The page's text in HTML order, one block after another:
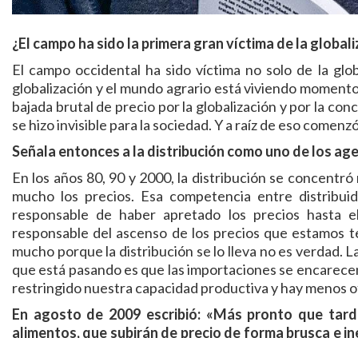
¿El campo ha sido la primera gran víctima de la
El campo occidental ha sido víctima no solo de la
globalización y el mundo agrario está viviendo
bajada brutal de precio por la globalización y por la
se hizo invisible para la sociedad. Y a raíz de eso
Señala entonces a la distribución como uno de los
En los años 80, 90 y 2000, la distribución se
mucho los precios. Esa competencia entre
responsable de haber apretado los precios
responsable del ascenso de los precios que estamos
mucho porque la distribución se lo lleva no es verdad.
que está pasando es que las importaciones se
restringido nuestra capacidad productiva y hay menos
En agosto de 2009 escribió: «Más pronto que
alimentos, que subirán de precio de forma brusca e